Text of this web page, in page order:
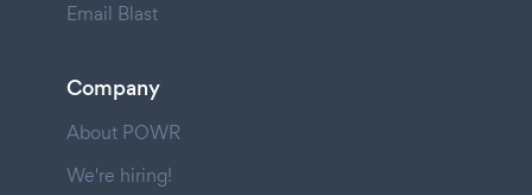
Email Blast
Company
About POWR
We're hiring!